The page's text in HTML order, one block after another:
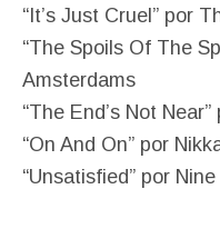
“It’s Just Cruel” por
“The Spoils Of The
Amsterdams
“The End’s Not
“On And On” por
“Unsatisfied” por